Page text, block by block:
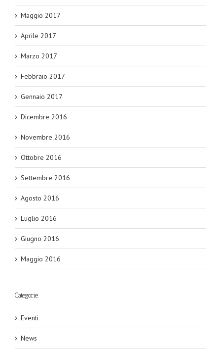
Maggio 2017
Aprile 2017
Marzo 2017
Febbraio 2017
Gennaio 2017
Dicembre 2016
Novembre 2016
Ottobre 2016
Settembre 2016
Agosto 2016
Luglio 2016
Giugno 2016
Maggio 2016
Categorie
Eventi
News